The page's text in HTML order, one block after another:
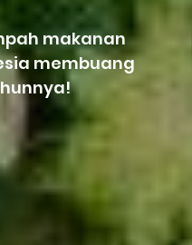
makanan
membuang